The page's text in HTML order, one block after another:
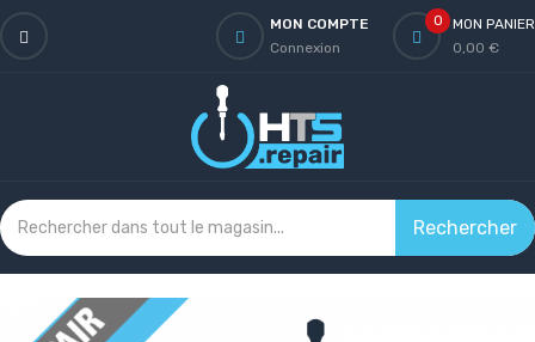
0
MON PANIER
0,00 €
MON COMPTE
Connexion
Rechercher